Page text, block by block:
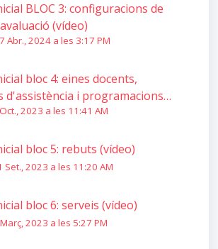
BLOC 3: configuracions de
(vídeo)
Abr., 2024 a les 3:17 PM
bloc 4: eines docents,
d'assistència i programacions
(vídeo)2023 a les 11:41 AM
bloc 5: rebuts (vídeo)
Set., 2023 a les 11:20 AM
bloc 6: serveis (vídeo)
2023 a les 5:27 PM